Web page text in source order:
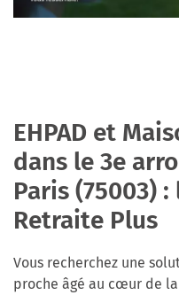
EHPAD et
dans le 3e
Paris (75003)
Retraite Plus
Vous recherchez une
proche âgé au cœur de la